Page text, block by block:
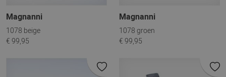
Magnanni
1078 beige
€ 99,95
Magnanni
1078 groen
€ 99,95